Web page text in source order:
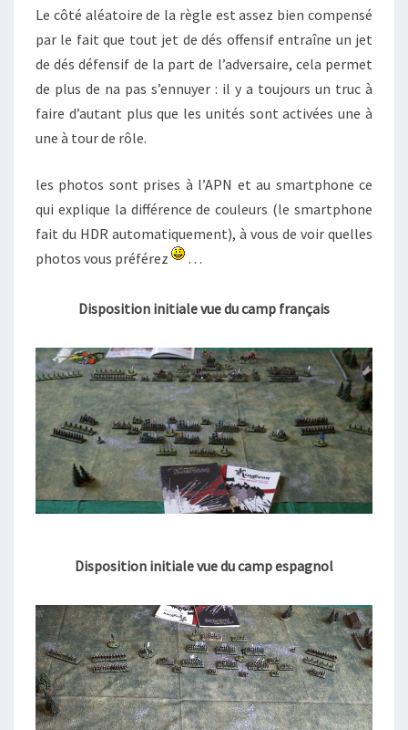
Le côté aléatoire de la règle est assez bien compensé
par le fait que tout jet de dés offensif entraîne un jet
de dés défensif de la part de l’adversaire, cela permet
de plus de na pas s’ennuyer : il y a toujours un truc à
faire d’autant plus que les unités sont activées une à
une à tour de rôle.
les photos sont prises à l’APN et au smartphone ce
qui explique la différence de couleurs (le smartphone
fait du HDR automatiquement), à vous de voir quelles
photos vous préférez
…
Disposition initiale vue du camp français
Disposition initiale vue du camp espagnol